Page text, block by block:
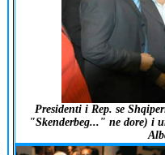
Presidenti i Rep. se
"Skenderbeg..." ne dore) i